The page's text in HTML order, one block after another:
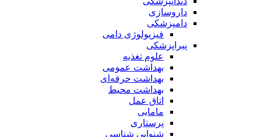
داروسازی
دامپزشکی
فیزیولوژی دامی
پیراپزشکی
علوم تغذیه
بهداشت عمومی
بهداشت حرفه‌ای
بهداشت محیط
اتاق عمل
مامایی
پرستاری
شنوایی شناسی